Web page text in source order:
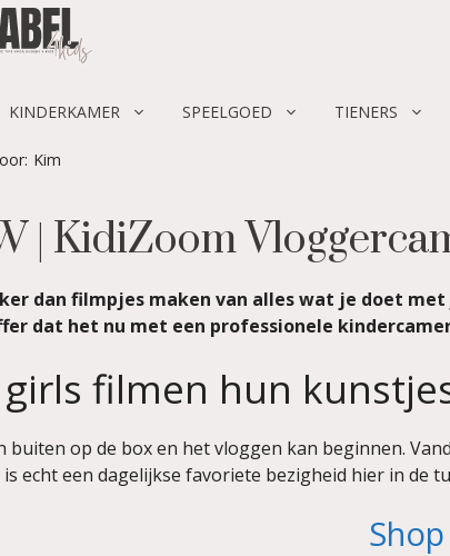
KINDERKAMER SPEELGOED TIENERS
Kim
| KidiZoom
dan filmpjes maken van alles wat je doet
dat het nu met een professionele
girls filmen hun
buiten op de box en het vloggen kan beginnen.
echt een dagelijkse favoriete bezigheid hier in de